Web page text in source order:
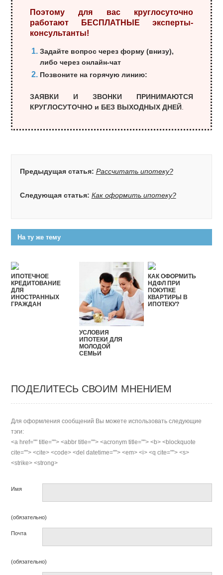
Поэтому для вас круглосуточно
работают БЕСПЛАТНЫЕ эксперты-
консультанты!
Задайте вопрос через форму (внизу),
либо через онлайн-чат
Позвоните на горячую линию:
ЗАЯВКИ И ЗВОНКИ ПРИНИМАЮТСЯ
КРУГЛОСУТОЧНО и БЕЗ ВЫХОДНЫХ ДНЕЙ.
Предыдущая статья: Рассчитать ипотеку?
Следующая статья: Как оформить ипотеку?
На ту же тему
ИПОТЕЧНОЕ
КРЕДИТОВАНИЕ
ДЛЯ
ИНОСТРАННЫХ
ГРАЖДАН
УСЛОВИЯ
ИПОТЕКИ ДЛЯ
МОЛОДОЙ
СЕМЬИ
КАК ОФОРМИТЬ
НДФЛ ПРИ
ПОКУПКЕ
КВАРТИРЫ В
ИПОТЕКУ?
ПОДЕЛИТЕСЬ СВОИМ МНЕНИЕМ
Для оформления сообщений Вы можете использовать следующие
тэги:
<a href="" title=""> <abbr title=""> <acronym title=""> <b> <blockquote
cite=""> <cite> <code> <del datetime=""> <em> <i> <q cite=""> <s>
<strike> <strong>
Имя
(обязательно)
Почта
(обязательно)